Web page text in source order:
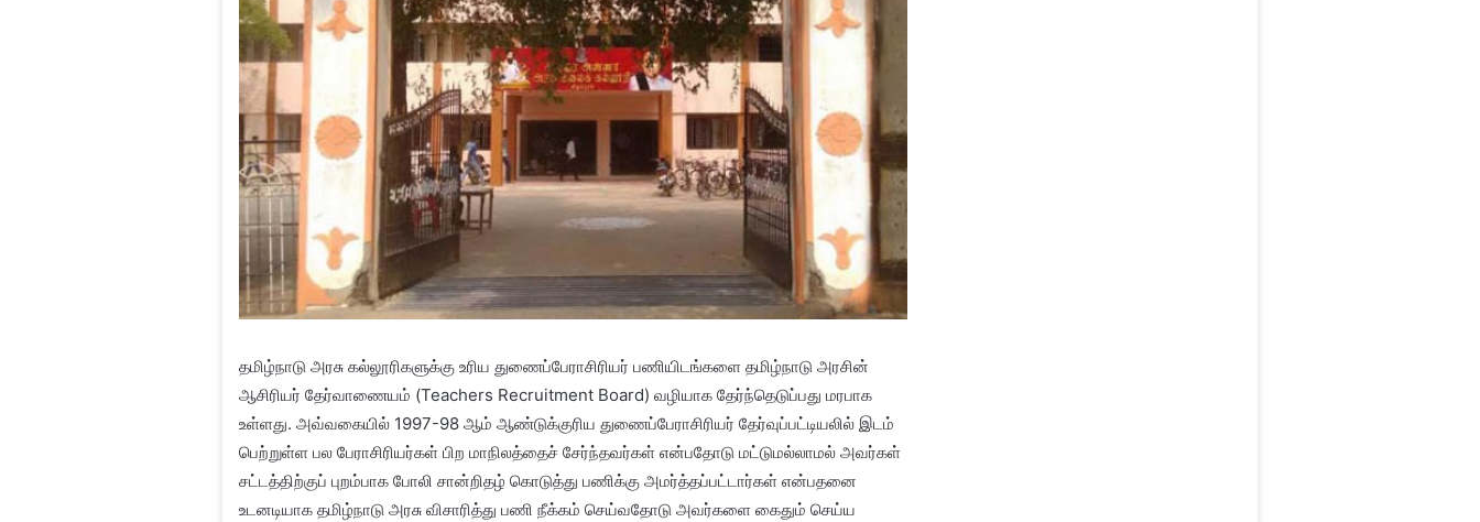
தமிழ்நாடு அரசு கல்லூரிகளுக்கு உரிய துணைப்பேராசிரியர் பணியிடங்களை தமிழ்நாடு அரசின்
ஆசிரியர் தேர்வாணையம் (Teachers Recruitment Board) வழியாக தேர்ந்தெடுப்பது மரபாக
உள்ளது. அவ்வகையில் 1997-98 ஆம் ஆண்டுக்குரிய துணைப்பேராசிரியர் தேர்வுப்பட்டியலில் இடம்
பெற்றுள்ள பல பேராசிரியர்கள் பிற மாநிலத்தைச் சேர்ந்தவர்கள் என்பதோடு மட்டுமல்லாமல் அவர்கள்
சட்டத்திற்குப் புறம்பாக போலி சான்றிதழ் கொடுத்து பணிக்கு அமர்த்தப்பட்டார்கள் என்பதனை
உடனடியாக தமிழ்நாடு அரசு விசாரித்து பணி நீக்கம் செய்வதோடு அவர்களை கைதும் செய்ய